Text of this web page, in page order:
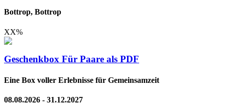
Bottrop, Bottrop
XX%
Geschenkbox Für Paare als PDF
Eine Box voller Erlebnisse für Gemeinsamzeit
08.08.2026 - 31.12.2027